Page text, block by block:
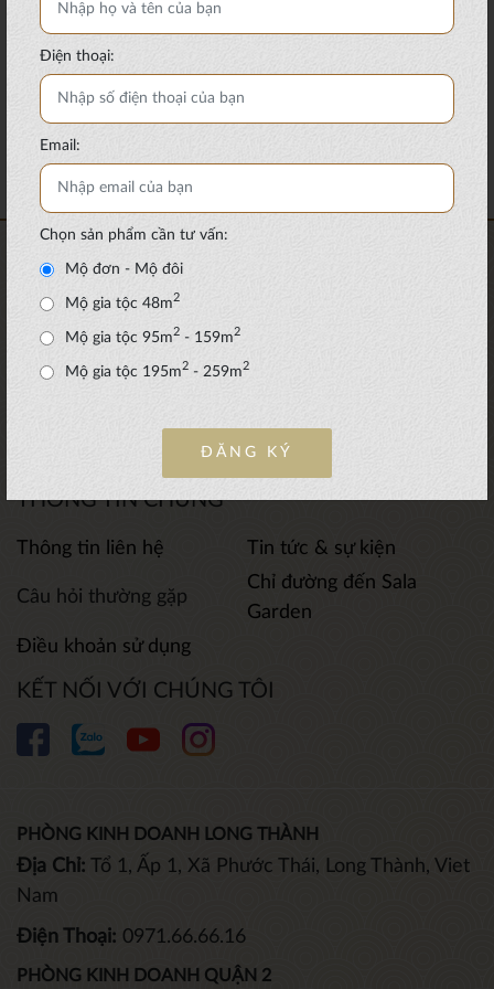
29/01/19 Thông tin truyền thông
Để tưởng nhớ người đã khuất, những người còn
sống mỗi năm đều cúng giỗ Và vào mỗi dịp năm
cũ sắp qua, năm mới sắp đến, người....
Xem thêm
THÔNG TIN CHUNG
Thông tin liên hệ Tin tức & sự kiện
Câu hỏi thường gặp
Chỉ đường đến Sala
Garden
Điều khoản sử dụng
KẾT NỐI VỚI CHÚNG TÔI
PHÒNG KINH DOANH LONG THÀNH
Địa Chỉ: Tổ 1, Ấp 1, Xã Phước Thái, Long Thành, Viet
Nam
Điện Thoại: 0971.66.66.16
PHÒNG KINH DOANH QUẬN 2
Điện thoại:
Email:
Chọn sản phẩm cần tư vấn:
Mộ đơn - Mộ đôi
Mộ gia tộc 48m2
Mộ gia tộc 95m2 - 159m2
Mộ gia tộc 195m2 - 259m2
ĐĂNG KÝ